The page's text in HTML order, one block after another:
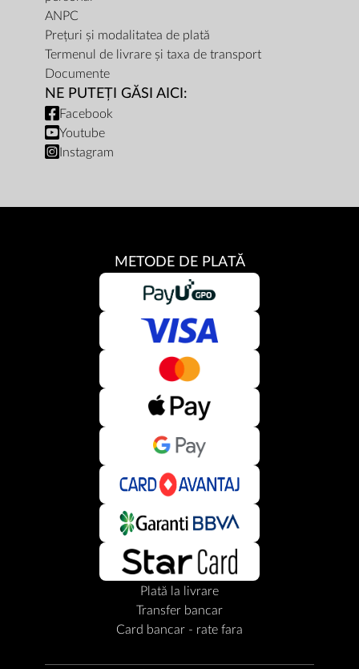
ANPC
Prețuri și modalitatea de plată
Termenul de livrare și taxa de transport
Documente
NE PUTEȚI GĂSI AICI:
Facebook
Youtube
Instagram
METODE DE PLATĂ
Plată la livrare
Transfer bancar
Card bancar - rate fara